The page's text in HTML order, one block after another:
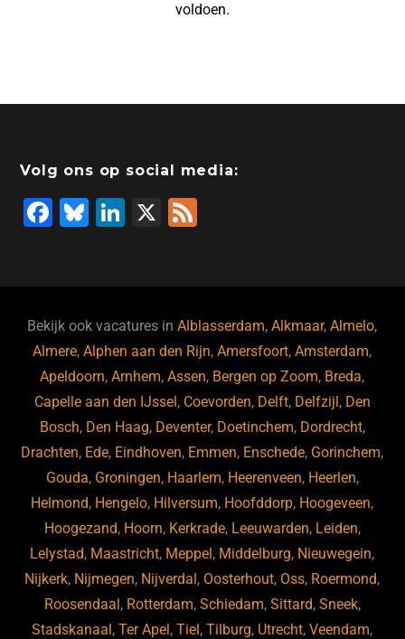
voldoen.
Volg ons op social media:
F
b
o
o
k
Bl
ky
Li
dI
n
X
Bekijk ook vacatures inAlblasserdam,Alkmaar,Almelo,
Almere,Alphen aan den Rijn,Amersfoort,Amsterdam,
Apeldoorn,Arnhem,Assen, Bergen op Zoom, Breda,
Capelle aan den IJssel , Coevorden, Delft, Delfzijl , Den
Bosch, Den Haag, Deventer, Doetinchem, Dordrecht,
Drachten, Ede, Eindhoven, Emmen, Enschede, Gorinchem,
Gouda, Groningen, Haarlem, Heerenveen, Heerlen,
Helmond, Hengelo, Hilversum, Hoofddorp, Hoogeveen,
Hoogezand, Hoorn, Kerkrade, Leeuwarden, Leiden,
Lelystad, Maastricht, Meppel , Middelburg, Nieuwegein,
Nijkerk, Nijmegen, Nijverdal , Oosterhout, Oss, Roermond,
Roosendaal , Rotterdam, Schiedam, Sittard, Sneek,
Stadskanaal ,Ter Apel ,Tiel ,Tilburg, Utrecht,Veendam,